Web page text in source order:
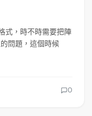
式，時不時需要把陣
問題，這個時候
0